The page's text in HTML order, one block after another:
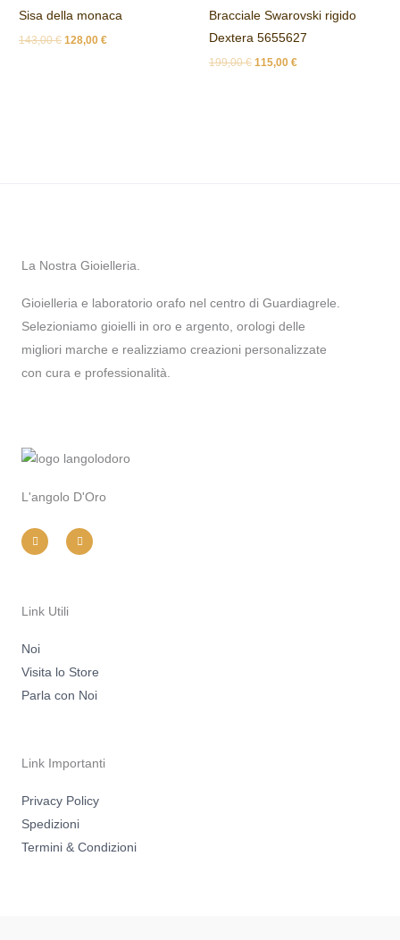
Sisa della monaca
143,00€
143,00 €.
128,00€
128,00 €.
Bracciale Swarovski rigido
Dextera 5655627
199,00€
199,00 €.
115,00 €
115,00 €.
La Nostra Gioielleria.
Gioielleria e laboratorio orafo nel centro di Guardiagrele.
Selezioniamo gioielli in oro e argento, orologi delle
migliori marche e realizziamo creazioni personalizzate
con cura e professionalità.
L'angolo D'Oro
n
s
t
m
a
c
e
Link Utili
Noi
Visita lo Store
Parla con Noi
Link Importanti
Privacy Policy
Spedizioni
Termini & Condizioni